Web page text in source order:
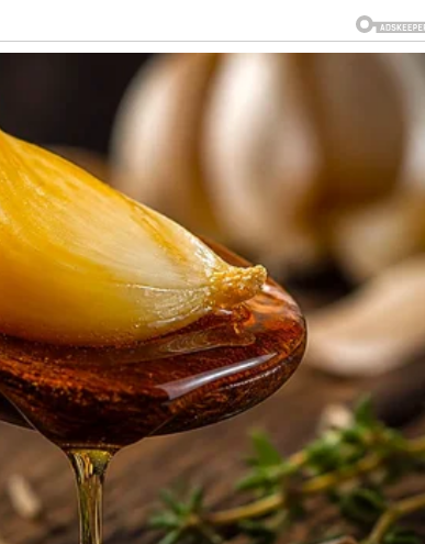
stiže iz pravca koji nisu očekivali. Moguća je isplata,
trenutku.
budućnost.
primjećuje vaš rad i spreman je da vam pruži priliku za
za zadovoljstvo.
situaciju kroz mudre odluke i dobru organizaciju.